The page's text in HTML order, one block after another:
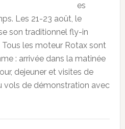
es
Les 21-23 août, le
son traditionnel fly-in
Tous les moteur Rotax sont
: arrivée dans la matinée
dejeuner et visites de
vols de démonstration avec